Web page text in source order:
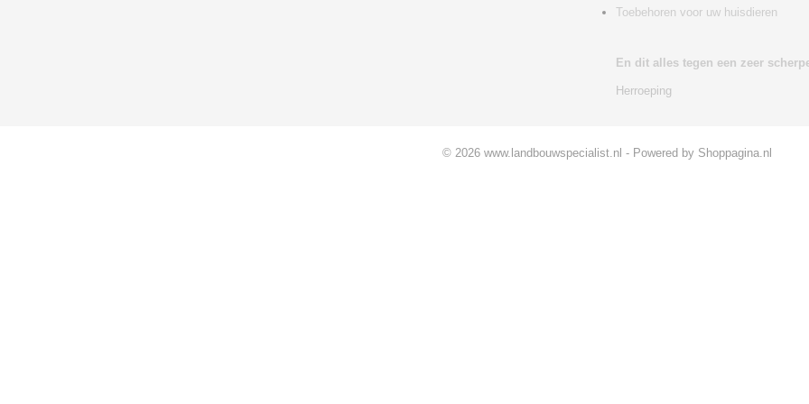
Toebehoren voor uw huisdieren
En dit alles tegen een zeer
Herroeping
© 2026 www.landbouwspecialist.nl - Powered by Shoppagina.nl